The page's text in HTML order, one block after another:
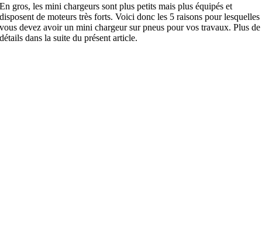
En gros, les mini chargeurs sont plus petits mais plus équipés et
disposent de moteurs très forts. Voici donc les 5 raisons pour lesquelles
vous devez avoir un mini chargeur sur pneus pour vos travaux. Plus de
détails dans la suite du présent article.